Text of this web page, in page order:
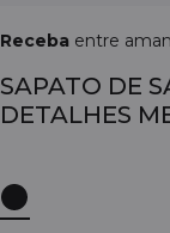
Receba entre
SAPATO DE
DETALHES